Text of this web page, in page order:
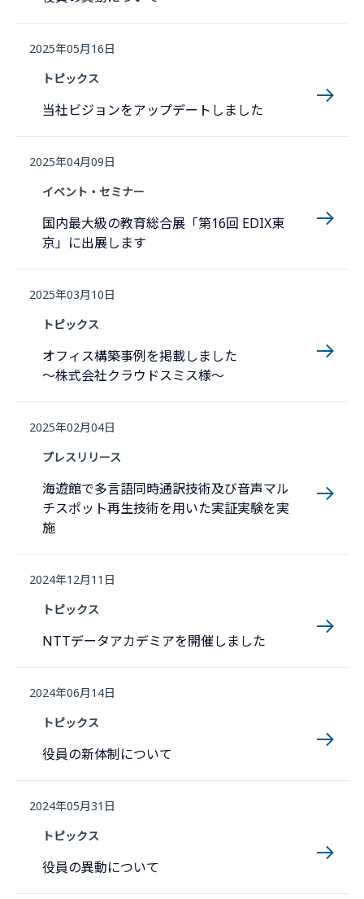
2025年05月16日
トピックス
当社ビジョンをアップデートしました
2025年04月09日
イベント・セミナー
国内最大級の教育総合展「第16回 EDIX東
京」に出展します
2025年03月10日
トピックス
オフィス構築事例を掲載しました
〜株式会社クラウドスミス様〜
2025年02月04日
プレスリリース
海遊館で多言語同時通訳技術及び音声マル
チスポット再生技術を用いた実証実験を実
施
2024年12月11日
トピックス
NTTデータアカデミアを開催しました
2024年06月14日
トピックス
役員の新体制について
2024年05月31日
トピックス
役員の異動について